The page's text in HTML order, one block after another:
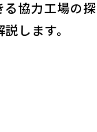
協力工場の
します。